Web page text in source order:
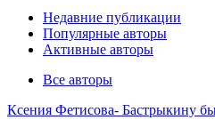
Недавние публикации
Популярные авторы
Активные авторы
Все авторы
Ксения Фетисова- Бастрыкину